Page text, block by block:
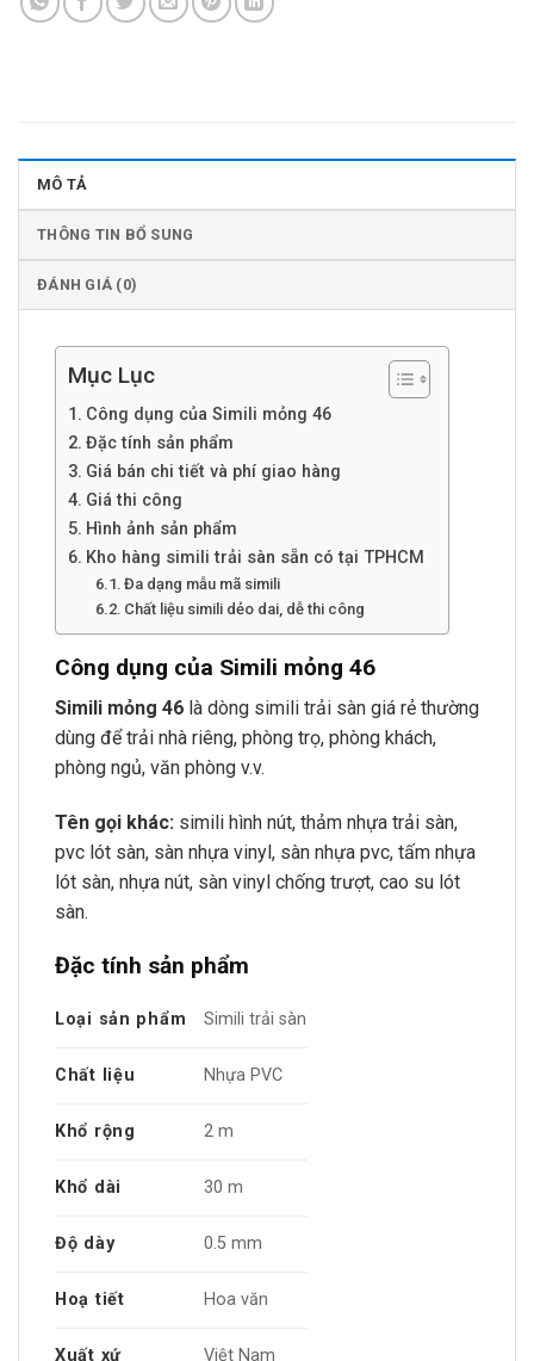
MÔ TẢ
THÔNG TIN BỔ SUNG
ĐÁNH GIÁ (0)
Mục Lục
Công dụng của Simili mỏng 46
Đặc tính sản phẩm
Giá bán chi tiết và phí giao hàng
Giá thi công
Hình ảnh sản phẩm
Kho hàng simili trải sàn sẵn có tại TPHCM
Đa dạng mẫu mã simili
Chất liệu simili dẻo dai, dễ thi công
Công dụng của Simili mỏng 46
Simili mỏng 46 là dòng simili trải sàn giá rẻ thường
dùng để trải nhà riêng, phòng trọ, phòng khách,
phòng ngủ, văn phòng v.v.
Tên gọi khác: simili hình nút, thảm nhựa trải sàn,
pvc lót sàn, sàn nhựa vinyl, sàn nhựa pvc, tấm nhựa
lót sàn, nhựa nút, sàn vinyl chống trượt, cao su lót
sàn.
Đặc tính sản phẩm
Loại sản phẩm Simili trải sàn
Chất liệu Nhựa PVC
Khổ rộng 2 m
Khổ dài 30 m
Độ dày 0.5 mm
Hoạ tiết Hoa văn
Xuất xứ Việt Nam